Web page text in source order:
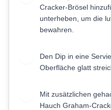
Cracker-Brösel
unterheben, um die
bewahren.
Den Dip in eine
Oberfläche glatt
Mit zusätzlichen
Hauch Graham-